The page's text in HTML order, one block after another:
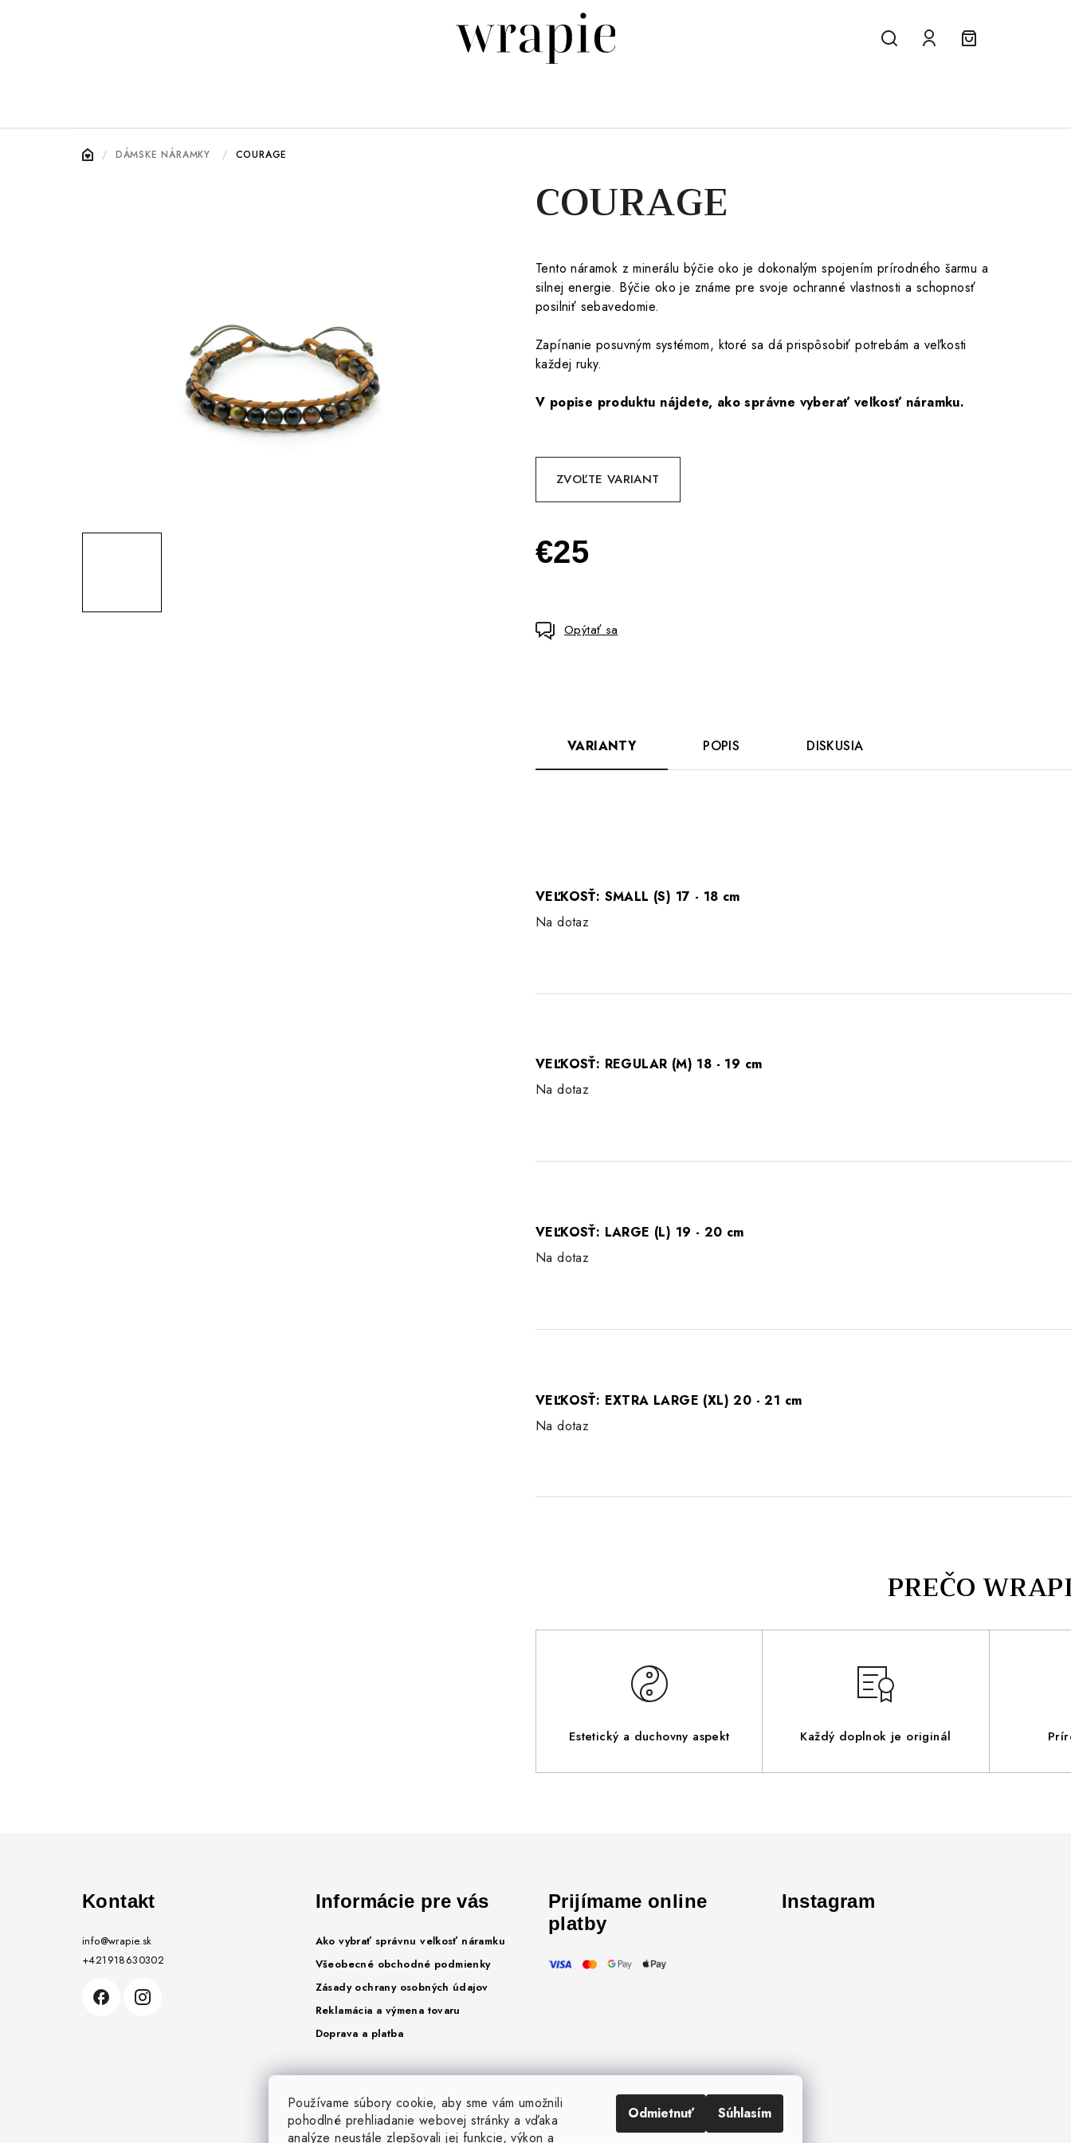
Používame súbory cookie, aby sme vám umožnili
pohodlné prehliadanie webovej stránky a vďaka
analýze neustále zlepšovali jej funkcie, výkon a
Odmietnuť Súhlasím
DOMOV
/ DÁMSKE NÁRAMKY / COURAGE
COURAGE
Tento náramok z minerálu býčie oko je dokonalým spojením prírodného šarmu a
silnej energie. Býčie oko je známe pre svoje ochranné vlastnosti a schopnosť
posilniť sebavedomie.
Zapínanie posuvným systémom, ktoré sa dá prispôsobiť potrebám a veľkosti
každej ruky.
V popise produktu nájdete, ako správne vyberať veľkosť náramku.
ZVOĽTE VARIANT
€25
Opýtať sa
Estetický a duchovny aspekt Každý doplnok je originál
VARIANTY POPIS DISKUSIA
VEĽKOSŤ: SMALL (S) 17 - 18 cm
Na dotaz
VEĽKOSŤ: REGULAR (M) 18 - 19 cm
Na dotaz
VEĽKOSŤ: LARGE (L) 19 - 20 cm
Na dotaz
VEĽKOSŤ: EXTRA LARGE (XL) 20 - 21 cm
Na dotaz
Kontakt
info@wrapie.sk
+421918630302
Informácie pre vás
Ako vybrať správnu veľkosť náramku
Všeobecné obchodné podmienky
Zásady ochrany osobných údajov
Reklamácia a výmena tovaru
Doprava a platba
Prijímame online
platby
Instagram